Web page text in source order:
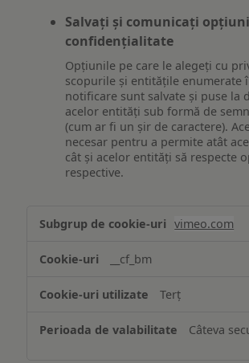
Salvați și comunicați
confidențialitate
Opțiunile pe care le alegeți cu
scopurile și entitățile enumerate
notificare sunt salvate și puse la
acelor entități sub formă de
(cum ar fi un șir de caractere).
necesar pentru a permite atât
cât și acelor entități să respecte
respective.
Asigurarea
funcționalităților
website-
ului
vimeo.com
__cf_bm
Terț
Câteva